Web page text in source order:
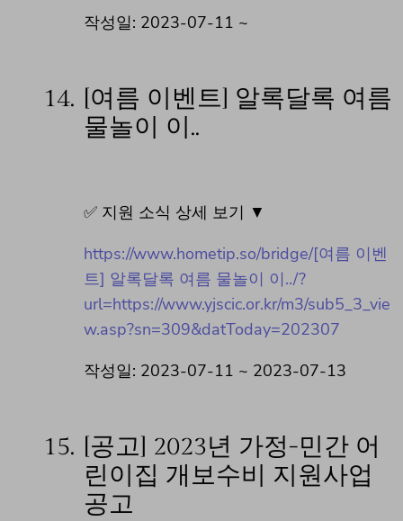
작성일: 2023-07-11 ~
14. [여름 이벤트] 알록달록 여름
물놀이 이..
✅ 지원 소식 상세 보기 ▼
https://www.hometip.so/bridge/[여름 이벤
트] 알록달록 여름 물놀이 이../?
url=https://www.yjscic.or.kr/m3/sub5_3_vie
w.asp?sn=309&datToday=202307
작성일: 2023-07-11 ~ 2023-07-13
15.
[공고] 2023년 가정-민간 어
린이집 개보수비 지원사업
공고